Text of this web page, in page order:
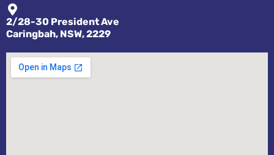
2/28-30 President Ave
Caringbah, NSW, 2229